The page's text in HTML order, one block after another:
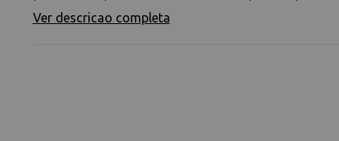
Ver descricao completa